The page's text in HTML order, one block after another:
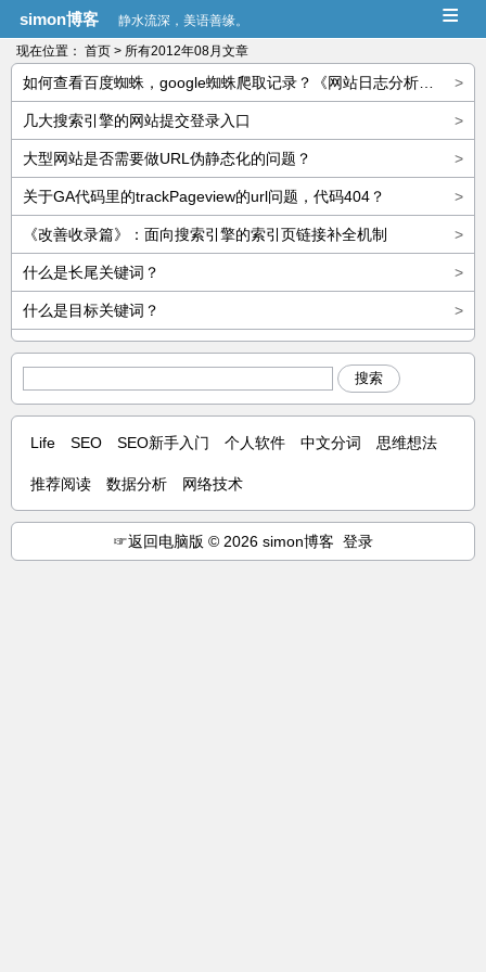
simon博客 静水流深，美语善缘。 ≡
现在位置： 首页 > 所有2012年08月文章
>
>
几大搜索引擎的网站提交登录入口
>
大型网站是否需要做URL伪静态化的问题？
>
关于GA代码里的trackPageview的url问题，代码404？
>
《改善收录篇》：面向搜索引擎的索引页链接补全机制
>
什么是长尾关键词？
>
什么是目标关键词？
搜索
Life SEO SEO新手入门 个人软件 中文分词 思维想法
推荐阅读 数据分析 网络技术
☞返回电脑版 © 2026 simon博客 登录